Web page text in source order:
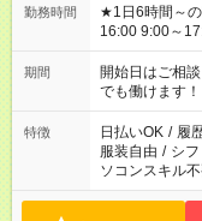
勤務時間
★1日6時間～の時短シフトOK ★
16:00 9:00～17:00
場合、他のお
ん ※法令に基
となります ※
短時間・短期
期間
開始日はご相
でも働けます！
特徴 日払いOK / 履
服装自由 / シ
ソコンスキル